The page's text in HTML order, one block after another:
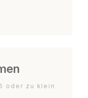
oder zu klein.